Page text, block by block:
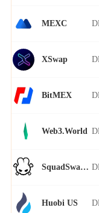
MEXC
XSwap
BitMEX
Web3.World
SquadSwap Dynamo
Huobi US